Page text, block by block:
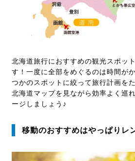
北海道旅行におすすめの観光スポッ
す！一度に全部をめぐるのは時間が
つかのスポットに絞って旅行計画を
北海道マップを見ながら効率よく巡
ージしましょう♪
移動のおすすめはやっぱりレ